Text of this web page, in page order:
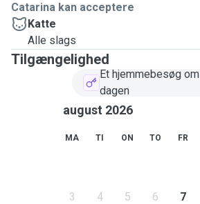
Catarina kan acceptere
Katte
Alle slags
Tilgængelighed
Et hjemmebesøg om
dagen
august 2026
MA TI ON TO FR
3 4 5 6 7